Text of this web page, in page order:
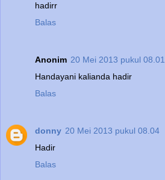
hadirr
Balas
Anonim 20 Mei 2013 pukul 08.01
Handayani kalianda hadir
Balas
donny 20 Mei 2013 pukul 08.04
Hadir
Balas